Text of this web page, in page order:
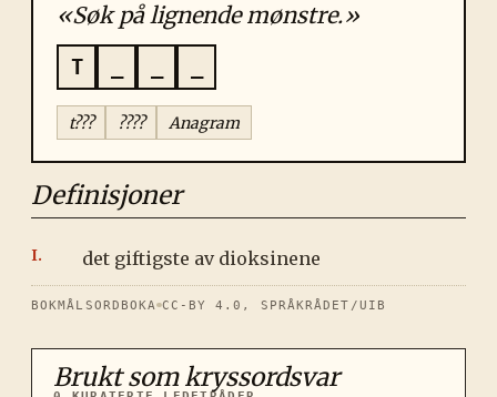
«Søk på lignende mønstre.»
T
t??? ???? Anagram
Definisjoner
det giftigste av dioksinene
BOKMÅLSORDBOKA CC-BY 4.0, SPRÅKRÅDET/UIB
Brukt som kryssordsvar